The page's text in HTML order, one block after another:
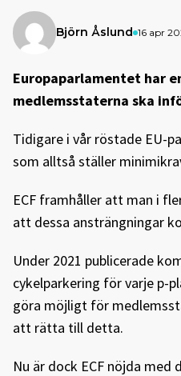
Björn Åslund 16 apr
Europaparlamentet har
medlemsstaterna ska
Tidigare i vår röstade EU-
som alltså ställer
ECF framhåller att man i
att dessa ansträngningar
Under 2021 publicerade
cykelparkering för varje p-
göra möjligt för
att rätta till detta.
Nu är dock ECF nöjda